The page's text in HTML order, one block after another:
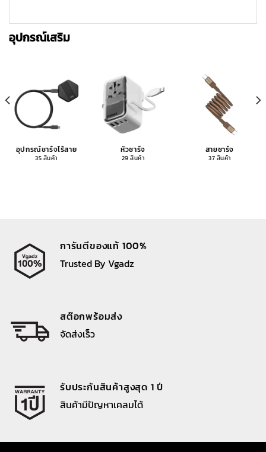
อุปกรณ์เสริม
อุปกรณ์ชาร์จไร้สาย
35 สินค้า
หัวชาร์จ
29 สินค้า
สายชาร์จ
37 สินค้า
การันตีของแท้ 100%
Trusted By Vgadz
สต๊อกพร้อมส่ง
จัดส่งเร็ว
รับประกันสินค้าสูงสุด 1 ปี
สินค้ามีปัญหาเคลมได้